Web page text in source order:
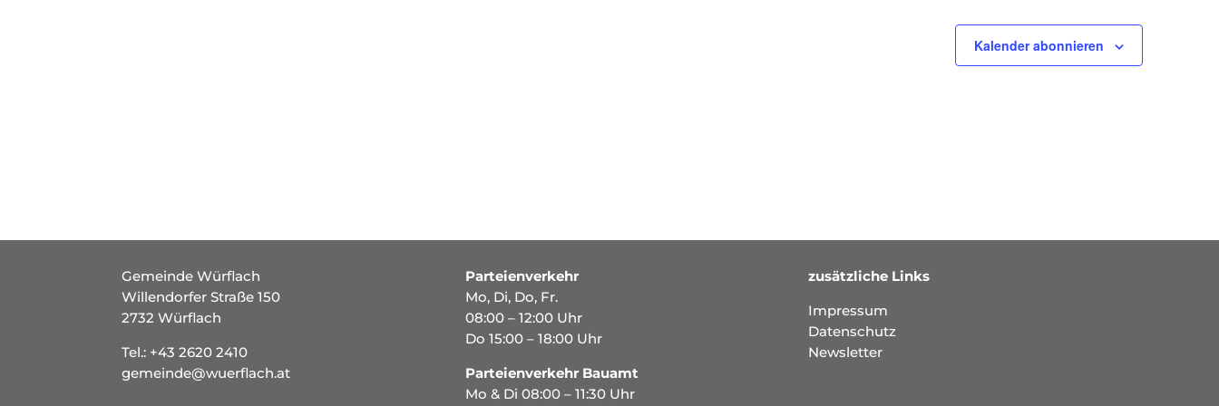
Kalender abonnieren
Gemeinde Würflach
Willendorfer Straße 150
2732 Würflach
Tel.: +43 2620 2410
gemeinde@wuerflach.at
Parteienverkehr
Mo, Di, Do, Fr.
08:00 – 12:00 Uhr
Do 15:00 – 18:00 Uhr
Parteienverkehr Bauamt
Mo & Di 08:00 – 11:30 Uhr
zusätzliche Links
Impressum
Datenschutz
Newsletter